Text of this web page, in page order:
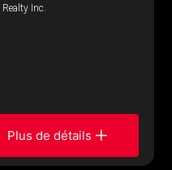
Inc.
Plus de détails